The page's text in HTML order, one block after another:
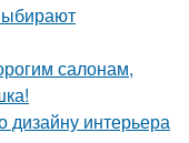
салонам,
дизайну интерьера